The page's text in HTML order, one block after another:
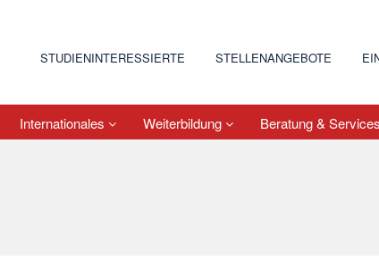
STUDIENINTERESSIERTE STELLENANGEBOTE
Internationales Weiterbildung Beratung & Services